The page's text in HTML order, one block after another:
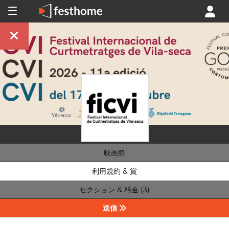
映画祭
利用規約 & 賞
セクション & 料金 (3)
送信